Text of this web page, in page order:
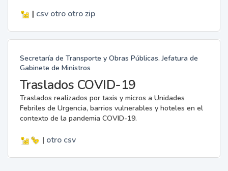
| csv otro otro zip
Secretaría de Transporte y Obras Públicas. Jefatura de
Gabinete de Ministros
Traslados COVID-19
Traslados realizados por taxis y micros a Unidades
Febriles de Urgencia, barrios vulnerables y hoteles en el
contexto de la pandemia COVID-19.
| otro csv